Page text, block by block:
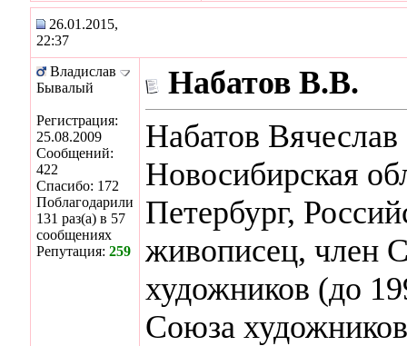
26.01.2015,
22:37
Владислав
Бывалый
Регистрация:
25.08.2009
Сообщений:
422
Спасибо: 172
Поблагодарили
131 раз(а) в 57
сообщениях
Репутация: 259
Набатов В.В.
Набатов
Новосибирская
Петербург,
живописец, член
художников (до
Союза